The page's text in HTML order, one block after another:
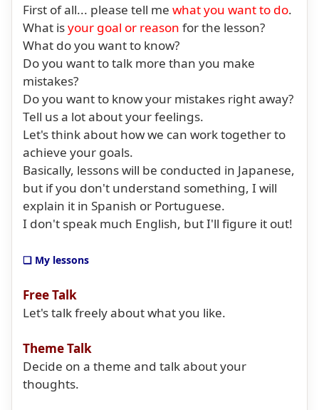
First of all... please tell me what you want to do.
What isyour goal or reason for the lesson?
What do you want to know?
Do you want to talk more than you make
mistakes?
Do you want to know your mistakes right away?
Tell us a lot about your feelings.
Let's think about how we can work together to
achieve your goals.
Basically, lessons will be conducted in Japanese,
but if you don't understand something, I will
explain it in Spanish or Portuguese.
I don't speak much English, but I'll figure it out!
❏ My lessons
Free Talk
Let's talk freely about what you like.
Theme Talk
Decide on a theme and talk about your
thoughts.